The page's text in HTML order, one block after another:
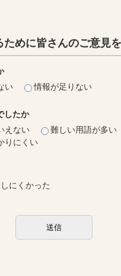
めに皆さんのご意見
い 情報が足りない
したか
えない
難しい用語が多い
りにくい
にくかった